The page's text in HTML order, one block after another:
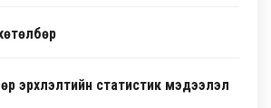
эрхлэлтийн статистик мэдээлэл